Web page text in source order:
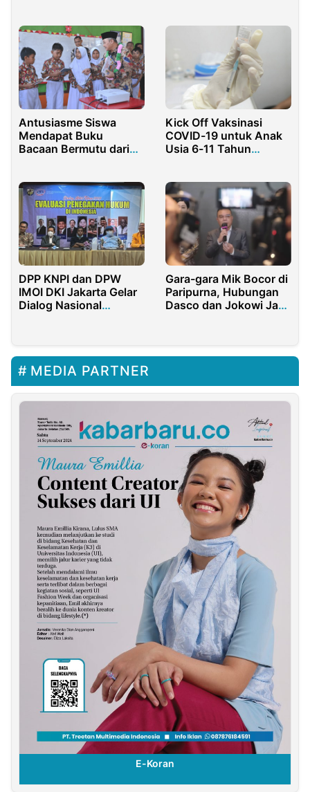
Antusiasme Siswa
Mendapat Buku
Bacaan Bermutu dari
Kick Off Vaksinasi
COVID-19 untuk Anak
Usia 6-11 Tahun
DPP KNPI dan DPW
IMOI DKI Jakarta Gelar
Dialog Nasional
Gara-gara Mik Bocor di
Paripurna, Hubungan
Dasco dan Jokowi Jadi
MEDIA PARTNER
E-Koran